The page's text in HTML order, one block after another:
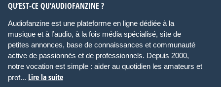
QU’EST-CE QU’AUDIOFANZINE ?
Audiofanzine est une plateforme en ligne dédiée à la
musique et à l’audio, à la fois média spécialisé, site de
petites annonces, base de connaissances et communauté
active de passionnés et de professionnels. Depuis 2000,
notre vocation est simple : aider au quotidien les amateurs et
prof... Lire la suite